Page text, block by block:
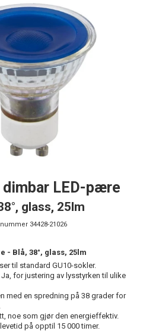
dimbar LED-pære
glass, 25lm
34428-21026
- Blå, 38°, glass, 25lm
til standard GU10-sokler.
Ja, for justering av lysstyrken til ulike
med en spredning på 38 grader for
noe som gjør den energieffektiv.
på opptil 15 000 timer.